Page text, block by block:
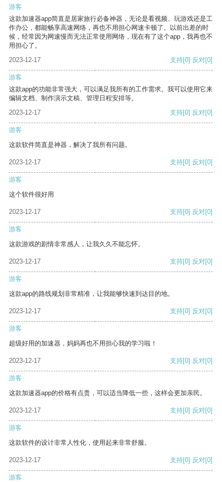
游客
这款加速器app简直是居家旅行必备神器，无论是看视频、玩游戏还是工
作办公，都能畅享高速网络，再也不用担心网速卡顿了。以前出差的时
候，经常因为网速慢而无法正常使用网络，现在有了这个app，我再也不
用担心了。
2023-12-17
支持[0] 反对[0]
游客
这款app的功能非常强大，可以满足我所有的工作需求。我可以使用它来
编辑文档、制作演示文稿、管理日程安排等。
2023-12-17
支持[0] 反对[0]
游客
这款软件简直是神器，解决了我所有问题。
2023-12-17 支持[0] 反对[0]
游客
这个软件很好用
2023-12-17 支持[0] 反对[0]
游客
这款游戏的剧情非常感人，让我久久不能忘怀。
2023-12-17 支持[0] 反对[0]
游客
这款app的路线规划非常精准，让我能够快速到达目的地。
2023-12-17 支持[0] 反对[0]
游客
超级好用的加速器，妈妈再也不用担心我的学习啦！
2023-12-17 支持[0] 反对[0]
游客
这款加速器app的价格有点贵，可以适当降低一些，这样会更加亲民。
2023-12-17 支持[0] 反对[0]
游客
这款软件的设计非常人性化，使用起来非常舒服。
2023-12-17 支持[0] 反对[0]
游客